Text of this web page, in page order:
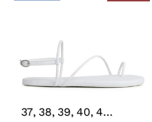
37 38 39 40 41